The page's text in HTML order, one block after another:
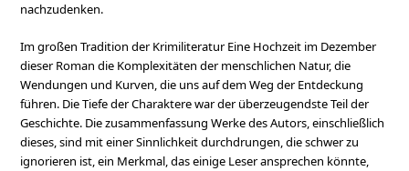
nachzudenken.
Im großen Tradition der Krimiliteratur Eine Hochzeit im Dezember
dieser Roman die Komplexitäten der menschlichen Natur, die
Wendungen und Kurven, die uns auf dem Weg der Entdeckung
führen. Die Tiefe der Charaktere war der überzeugendste Teil der
Geschichte. Die zusammenfassung Werke des Autors, einschließlich
dieses, sind mit einer Sinnlichkeit durchdrungen, die schwer zu
ignorieren ist, ein Merkmal, das einige Leser ansprechen könnte,